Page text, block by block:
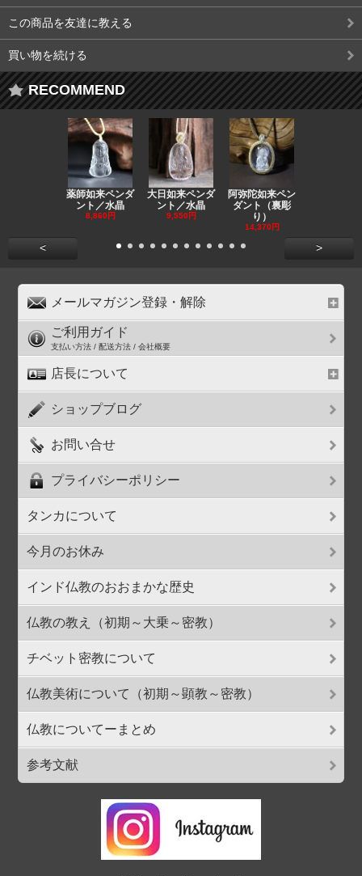
この商品を友達に教える
買い物を続ける
RECOMMEND
薬師如来ペンダ
ント／水晶
8,860円
大日如来ペンダ
ント／水晶
9,550円
阿弥陀如来ペン
ダント（裏彫
り）
14,370円
< >
メールマガジン登録・解除
ご利用ガイド
支払い方法 / 配送方法 / 会社概要
店長について
ショップブログ
お問い合せ
プライバシーポリシー
タンカについて
今月のお休み
インド仏教のおおまかな歴史
仏教の教え（初期～大乗～密教）
チベット密教について
仏教美術について（初期～顕教～密教）
仏教についてーまとめ
参考文献